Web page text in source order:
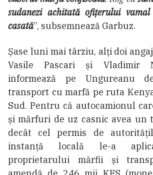
sudanezi achitată ofițerului
casată”, subsemnează Garbuz.
Șase luni mai târziu, alți doi
Vasile Pascari și Vladimir
informează pe Ungureanu
transport cu marfă pe ruta
Sud. Pentru că autocamionul
și mărfuri de uz casnic avea un
decât cel permis de
instanță locală le-a
proprietarului mărfii și